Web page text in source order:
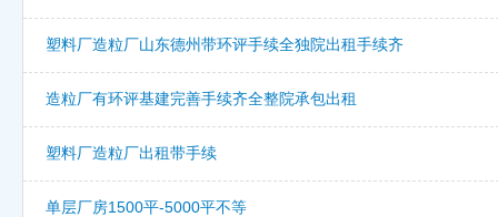
塑料厂造粒厂山东德州带环评手续全独院出租手续齐
造粒厂有环评基建完善手续齐全整院承包出租
塑料厂造粒厂出租带手续
单层厂房1500平-5000平不等